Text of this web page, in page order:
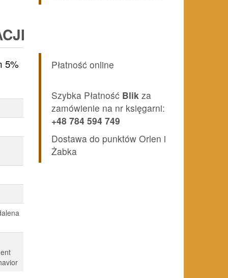
5% Płatność online
Szybka Płatność Blik za
zamówienie na nr księgarni:
+48 784 594 749
Dostawa do punktów Orlen i
Żabka